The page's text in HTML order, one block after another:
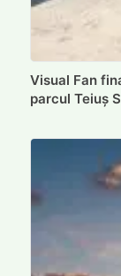
Visual Fan
parcul Teiuș